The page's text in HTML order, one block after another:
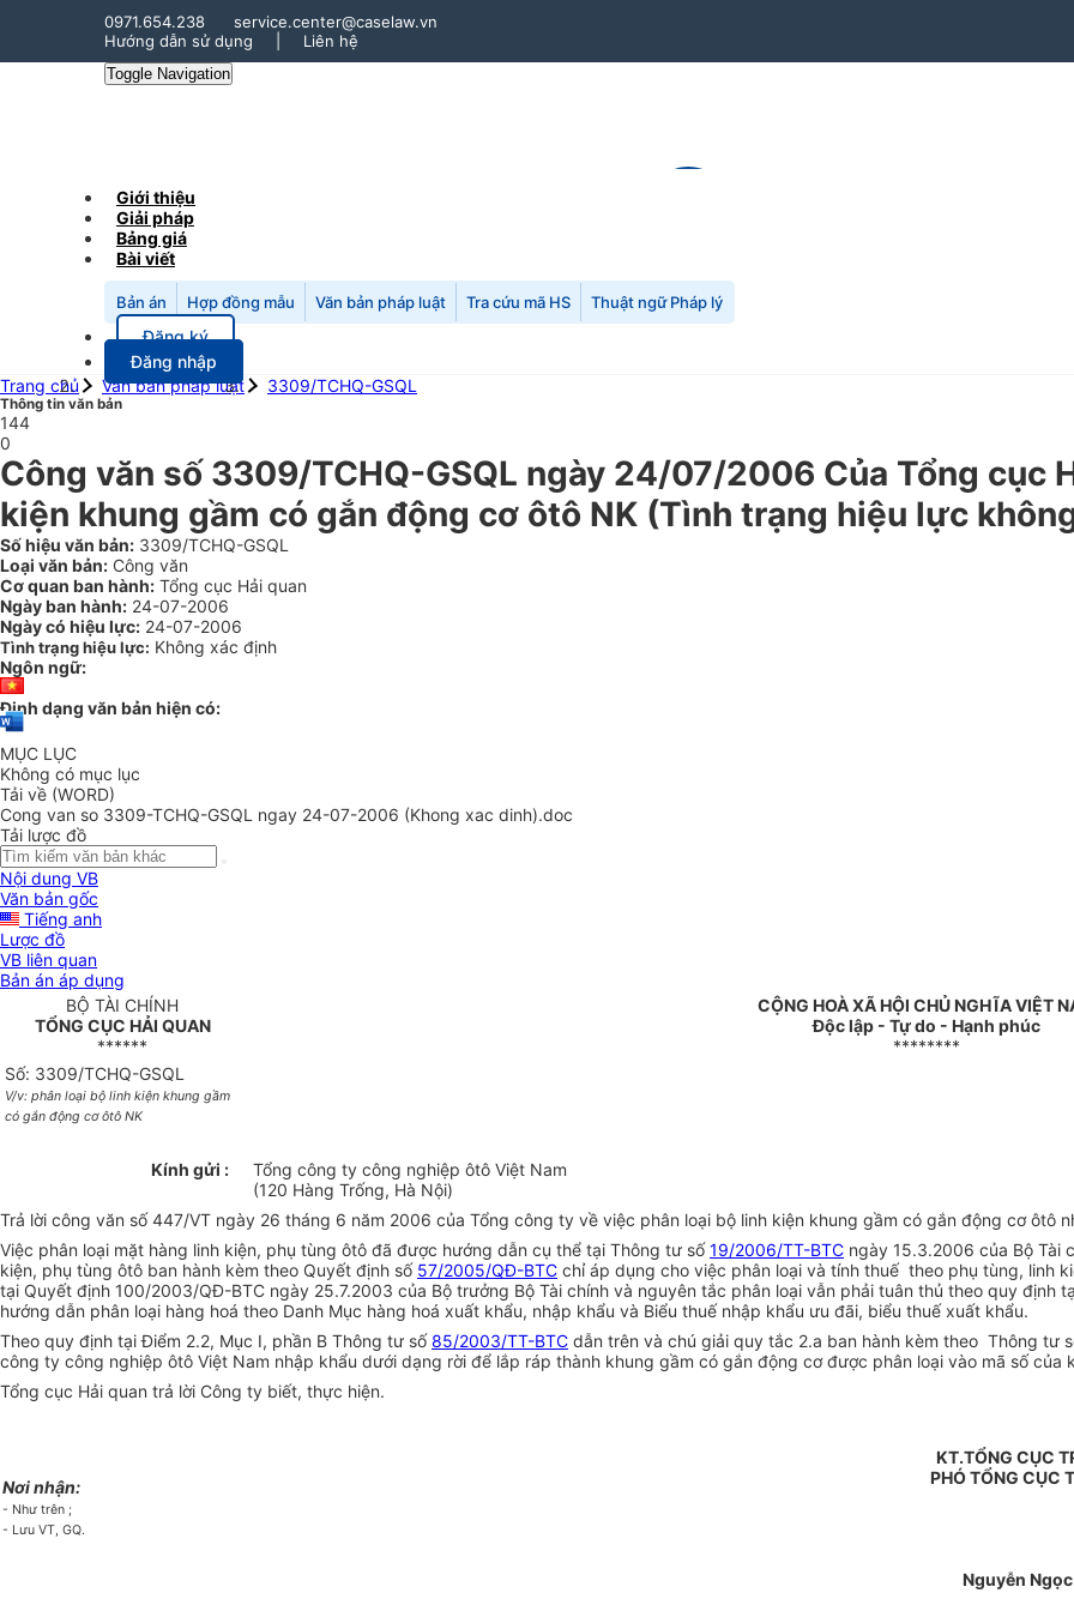
0971.654.238
service.center@caselaw.vn
Hướng dẫn sử dụng
Liên hệ
Toggle Navigation
Giới thiệu
Giải pháp
Bảng giá
Bài viết
Bản án Hợp đồng mẫu Văn bản pháp luật Tra cứu mã HS Thuật ngữ Pháp lý
Đăng ký
Đăng nhập
Trang chủ
Văn bản pháp luật 3309/TCHQ-GSQL
Thông tin văn bản
144
0
Công văn số 3309/TCHQ-GSQL ngày 24/07/2006 Của Tổng cục
kiện khung gầm có gắn động cơ ôtô NK (Tình trạng hiệu lực
Số hiệu văn bản: 3309/TCHQ-GSQL
Loại văn bản: Công văn
Cơ quan ban hành: Tổng cục Hải quan
Ngày ban hành: 24-07-2006
Ngày có hiệu lực: 24-07-2006
Tình trạng hiệu lực: Không xác định
Ngôn ngữ:
Định dạng văn bản hiện có:
MỤC LỤC
Không có mục lục
Tải về (WORD)
Cong van so 3309-TCHQ-GSQL ngay 24-07-2006 (Khong xac dinh).doc
Tải lược đồ
Nội dung VB
Văn bản gốc
Tiếng anh
Lược đồ
VB liên quan
Bản án áp dụng
BỘ TÀI CHÍNH
TỔNG CỤC HẢI QUAN
******
CỘNG HOÀ XÃ HỘI CHỦ NGHĨA VIỆT
Độc lập - Tự do - Hạnh phúc
********
Số: 3309/TCHQ-GSQL
V/v: phân loại bộ linh kiện khung gầm
có gắn động cơ ôtô NK
Kính gửi : Tổng công ty công nghiệp ôtô Việt Nam
(120 Hàng Trống, Hà Nội)
Trả lời công văn số 447/VT ngày 26 tháng 6 năm 2006 của Tổng công ty về việc phân loại bộ linh kiện khung gầm có gắn động cơ ôtô
Việc phân loại mặt hàng linh kiện, phụ tùng ôtô đã được hướng dẫn cụ thể tại Thông tư số19/2006/TT-BTC ngày 15.3.2006 của Bộ Tài
kiện, phụ tùng ôtô ban hành kèm theo Quyết định số 57/2005/QĐ-BTC chỉ áp dụng cho việc phân loại và tính thuế theo phụ tùng, linh
tại Quyết định 100/2003/QĐ-BTC ngày 25.7.2003 của Bộ trưởng Bộ Tài chính và nguyên tắc phân loại vẫn phải tuân thủ theo quy định
hướng dẫn phân loại hàng hoá theo Danh Mục hàng hoá xuất khẩu, nhập khẩu và Biểu thuế nhập khẩu ưu đãi, biểu thuế xuất khẩu.
Theo quy định tại Điểm 2.2, Mục I, phần B Thông tư số85/2003/TT-BTC dẫn trên và chú giải quy tắc 2.a ban hành kèm theo Thông tư
công ty công nghiệp ôtô Việt Nam nhập khẩu dưới dạng rời để lắp ráp thành khung gầm có gắn động cơ được phân loại vào mã số
Tổng cục Hải quan trả lời Công ty biết, thực hiện.
Nơi nhận:
- Như trên ;
- Lưu VT, GQ.
KT.TỔNG CỤC
PHÓ TỔNG CỤC
Nguyễn